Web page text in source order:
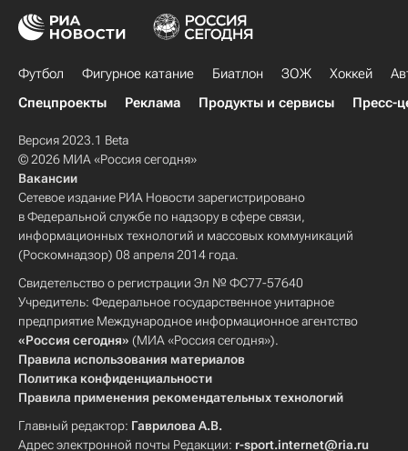
Футбол Фигурное катание Биатлон ЗОЖ Хоккей
Спецпроекты
Реклама Продукты и сервисы Пресс-
Версия 2023.1 Beta
© 2026 МИА «Россия сегодня»
Вакансии
Сетевое издание РИА Новости зарегистрировано
в Федеральной службе по надзору в сфере связи,
информационных технологий и массовых коммуникаций
(Роскомнадзор) 08 апреля 2014 года.
Свидетельство о регистрации Эл № ФС77-57640
Учредитель: Федеральное государственное унитарное
предприятие Международное информационное агентство
«Россия сегодня» (МИА «Россия сегодня»).
Правила использования материалов
Политика конфиденциальности
Правила применения рекомендательных технологий
Главный редактор: Гаврилова А.В.
Адрес электронной почты Редакции: r-sport.internet@ria.ru